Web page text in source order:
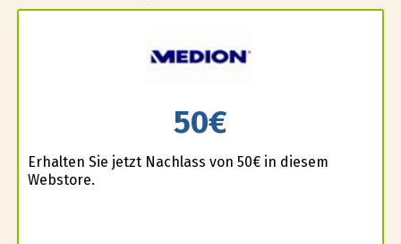
50€
Erhalten Sie jetzt Nachlass von 50€ in diesem
Webstore.